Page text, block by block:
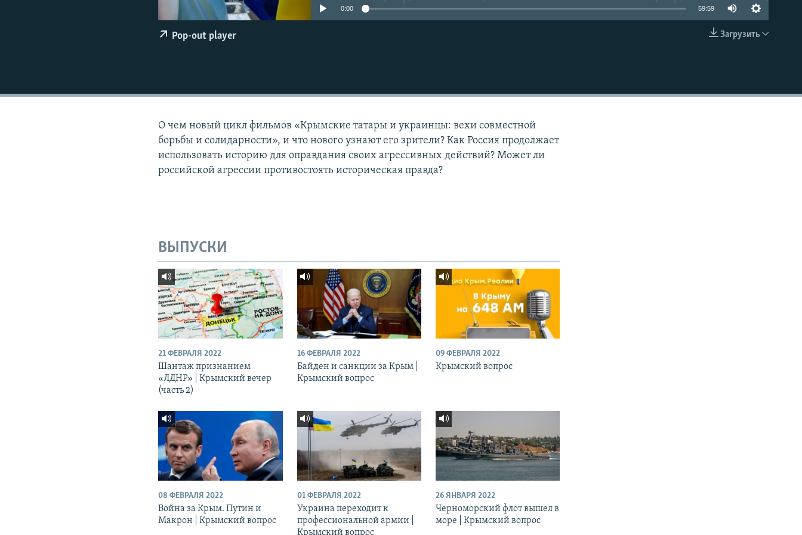
EMBED
0:00 59:59
Загрузить
Pop-out player
О чем новый цикл фильмов «Крымские татары и украинцы: вехи совместной
борьбы и солидарности», и что нового узнают его зрители? Как Россия продолжает
использовать историю для оправдания своих агрессивных действий? Может ли
российской агрессии противостоять историческая правда?
ВЫПУСКИ
21 ФЕВРАЛЯ 2022
Шантаж признанием
«ЛДНР» | Крымский вечер
(часть 2)
16 ФЕВРАЛЯ 2022
Байден и санкции за Крым |
Крымский вопрос
09 ФЕВРАЛЯ 2022
Крымский вопрос
08 ФЕВРАЛЯ 2022
Война за Крым. Путин и
Макрон | Крымский вопрос
01 ФЕВРАЛЯ 2022
Украина переходит к
профессиональной армии |
Крымский вопрос
26 ЯНВАРЯ 2022
Черноморский флот вышел в
море | Крымский вопрос